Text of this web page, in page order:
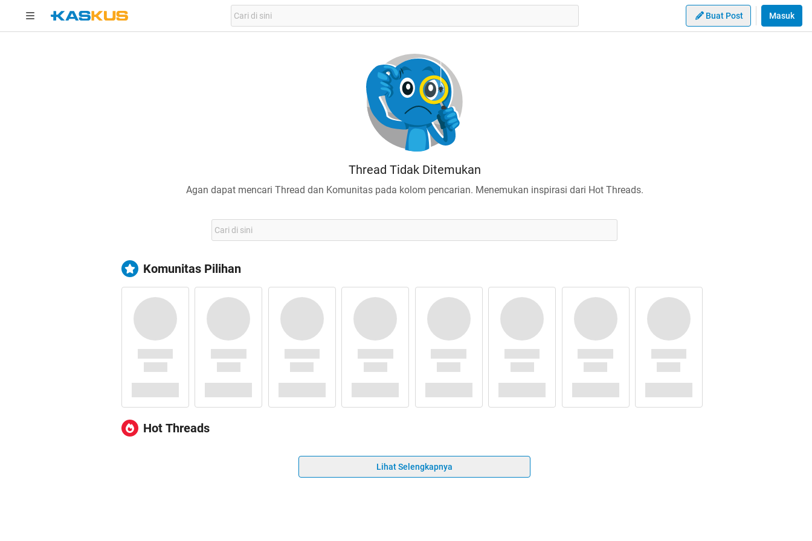
Buat Post Masuk
Thread Tidak Ditemukan
Agan dapat mencari Thread dan Komunitas pada kolom pencarian. Menemukan inspirasi dari Hot Threads.
Komunitas Pilihan
Hot Threads
Lihat Selengkapnya